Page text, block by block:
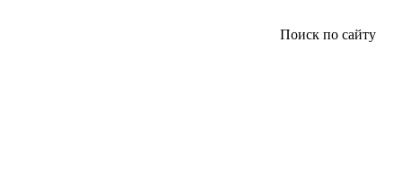
Поиск по сайту